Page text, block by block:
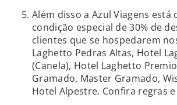
Além disso a Azul Viagens está
condição especial de 30% de
clientes que se hospedarem
Laghetto Pedras Altas, Hotel
(Canela), Hotel Laghetto
Gramado, Master Gramado,
Hotel Alpestre. Confira regras